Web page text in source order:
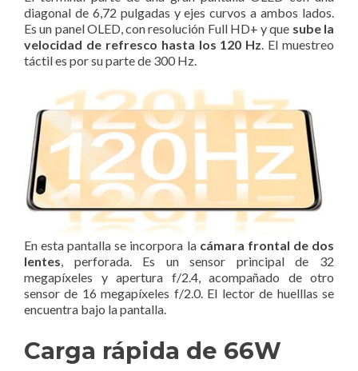
diagonal de 6,72 pulgadas y ejes curvos a ambos lados.
Es un panel OLED, con resolución Full HD+ y que sube la
velocidad de refresco hasta los 120 Hz . El muestreo
táctil es por su parte de 300 Hz.
En esta pantalla se incorpora la cámara frontal de dos
lentes, perforada. Es un sensor principal de 32
megapíxeles y apertura f/2.4, acompañado de otro
sensor de 16 megapíxeles f/2.0. El lector de huelllas se
encuentra bajo la pantalla.
Carga rápida de 66W